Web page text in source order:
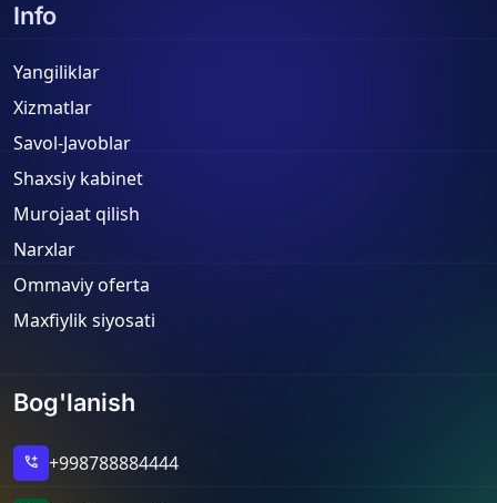
Info
Yangiliklar
Xizmatlar
Savol-Javoblar
Shaxsiy kabinet
Murojaat qilish
Narxlar
Ommaviy oferta
Maxfiylik siyosati
Bog'lanish
add_call +998788884444